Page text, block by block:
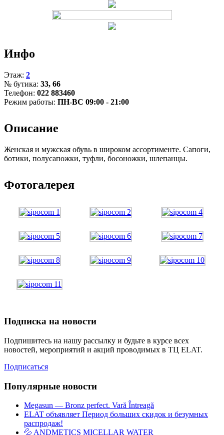
Инфо
Этаж: 2
№ бутика: 33, 66
Телефон: 022 883460
Режим работы: ПН-ВС 09:00 - 21:00
Описание
Женская и мужская обувь в широком ассортименте. Сапоги,
ботики, полусапожки, туфли, босоножки, шлепанцы.
Фотогалерея
Подписка на новости
Подпишитесь на нашу рассылку и будьте в курсе всех
новостей, мероприятий и акций проводимых в ТЦ ELAT.
Подписаться
Популярные новости
Megasun — Bronz perfect. Vară Întreagă
ELAT объявляет Период больших скидок и безумных
распродаж!
💦 ANDMETICS MICELLAR WATER